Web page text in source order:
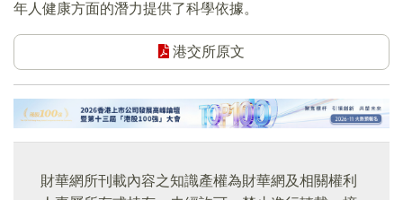
年人健康方面的潛力提供了科學依據。
港交所原文
財華網所刊載內容之知識產權為財華網及相關權利